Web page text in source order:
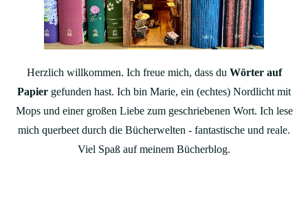
Herzlich willkommen. Ich freue mich, dass du Wörter auf
Papier gefunden hast. Ich bin Marie, ein (echtes) Nordlicht mit
Mops und einer großen Liebe zum geschriebenen Wort. Ich lese
mich querbeet durch die Bücherwelten - fantastische und reale.
Viel Spaß auf meinem Bücherblog.